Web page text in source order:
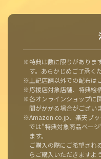
※特典は数に限りがありま
す。あらかじめご了承く
※上記店舗以外での配布は
※応援店対象店舗、特典絵
※各オンラインショップに
間がかかる場合がござい
※Amazon.co.jp、楽天ブッ
では”特典対象商品ペー
ます。
ご購入の際にご希望され
らご購入いただきますよ